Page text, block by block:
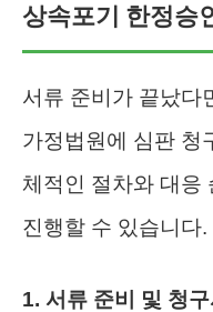
상속포기 한정승
서류 준비가 끝났다
가정법원에 심판 청
체적인 절차와 대응
진행할 수 있습니다.
1. 서류 준비 및 청